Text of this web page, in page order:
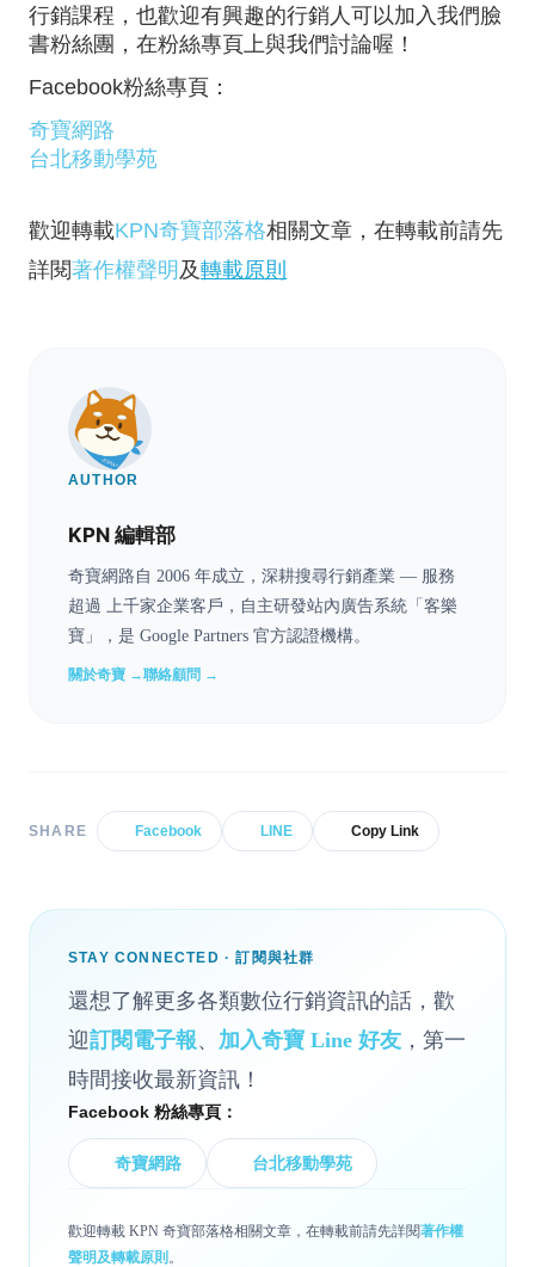
行銷課程，也歡迎有興趣的行銷人可以加入我們臉
書粉絲團，在粉絲專頁上與我們討論喔！
Facebook粉絲專頁：
奇寶網路
台北移動學苑
歡迎轉載KPN奇寶部落格相關文章，在轉載前請先
詳閱著作權聲明 及轉載原則
AUTHOR
KPN 編輯部
奇寶網路自 2006 年成立，深耕搜尋行銷產業 — 服務
超過 上千家企業客戶，自主研發站內廣告系統「客樂
寶」，是 Google Partners 官方認證機構。
關於奇寶 →聯絡顧問 →
SHARE Facebook LINE Copy Link
STAY CONNECTED · 訂閱與社群
還想了解更多各類數位行銷資訊的話，歡
迎訂閱電子報、 加入奇寶 Line 好友 ，第一
時間接收最新資訊！
Facebook 粉絲專頁：
奇寶網路 台北移動學苑
歡迎轉載 KPN 奇寶部落格相關文章，在轉載前請先詳閱著作權
聲明及轉載原則 。